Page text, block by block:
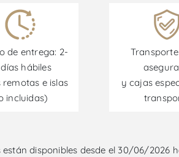
de entrega: 2-
hábiles
remotas e islas
incluidas)
Transporte
y cajas
están disponibles desde el 30/06/2026